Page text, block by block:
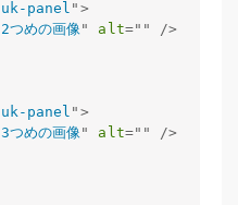
uk-panel " >
2つめの画像 " alt=" "
/>
uk-panel " >
3つめの画像 " alt=" "
/>